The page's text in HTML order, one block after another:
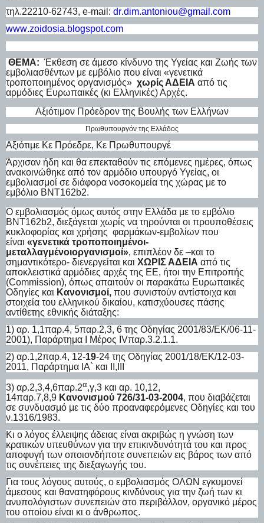
τηλ.22210-62743, e-mail : dr.dim.antoniou@gmail .com
www.zoidosia.blogspot.com
ΘΕΜΑ: Έκθεση σε άμεσο κίνδυνο της Υγείας και Ζωής των
εμβολιασθέντων με εμβόλιο που είναι «γενετικά
τροποποιημένος οργανισμός» χωρίς ΑΔΕΙΑ από τις
αρμόδιες Ευρωπαικές (κι Ελληνικές) Αρχές.
Αξιότιμον Πρόεδρον της Βουλής των Ελλήνων
Πρωθυπουργόν της Ελλάδος
Αξιότιμε Κε Πρόεδρε, Κε Πρωθυπουργέ
Άρχισαν ήδη και θα επεκταθούν τις επόμενες ημέρες, όπως
ανακοινώθηκε από τον αρμόδιο υπουργό Υγείας, οι
εμβολιασμοί σε διάφορα νοσοκομεία της χώρας με το
εμβόλιο BNT162b2.
Ο εμβολιασμός όμως αυτός στην Ελλάδα με το εμβόλιο
BNT162b2, διεξάγεται χωρίς να τηρούνται οι προυποθέσεις
κυκλοφορίας και χρήσης φαρμάκων-εμβολίων που
είναι «γενετικά τροποποιημένοι-
μεταλλαγμένοιοργανισμοί», επιπλέον δε –και το
σημαντικότερο- διενεργείται και ΧΩΡΙΣ ΑΔΕΙΑ από τις
αποκλειστικά αρμόδιες αρχές της ΕΕ, ήτοι την Επιτροπής
(Commission), όπως απαιτούν οι παρακάτω Ευρωπαικές
Οδηγίες και Κανονισμοί, που συνιστούν αντίστοιχα και
στοιχεία του ελληνικού δικαίου, κατισχύουσες πάσης
αντίθετης εθνικής διάταξης:
1) αρ. 1,1παρ.4, 5παρ.2,3, 6 της Οδηγίας 2001/83/ΕΚ/06-11-
2001), Παράρτημα Ι Μέρος Ι Vπαρ.3.2.1.1.
2) αρ.1,2παρ.4, 12-19-24 της Οδηγίας 2001/18/ΕΚ/12-03-
2011, Παράρτημα ΙΑ` και ΙΙ,ΙΙΙ
3) αρ.2,3,4,6παρ.2α,γ,3 και αρ. 10,12,
14παρ.7,8,9 Κανονισμού 726/31-03-2004, που διαβάζεται
σε συνδυασμό με τις δύο προαναφερόμενες Οδηγίες και του
ν.1316/1983.
Κι ο λόγος έλλειψης άδειας είναι ακριβώς η γνώση των
κρατικών υπευθύνων για την επικινδυνότητά του και προς
αποφυγή των οποιονδήποτε συνεπειών εις βάρος των από
τις συνέπειες της διεξαγωγής του.
Για τους λόγους αυτούς, ο εμβολιασμός ΟΛΩΝ εγκυμονεί
άμεσους και θανατηφόρους κινδύνους για την ζωή των κι
ανυπολόγιστων συνεπειών στο περιβάλλον, οργανικό μέρος
του οποίου είναι κι ο άνθρωπος.